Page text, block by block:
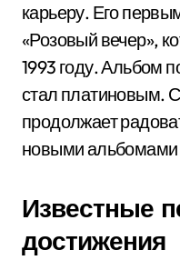
карьеру. Его
«Розовый вечер»,
1993 году. Альбом
стал платиновым.
продолжает
новыми альбомами
Известные
достижения